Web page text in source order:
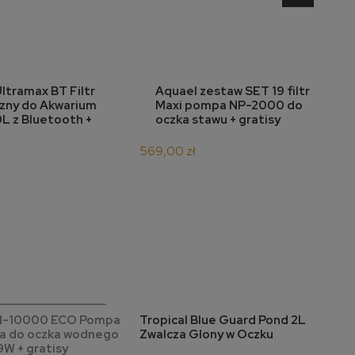
koszyka
BT Filtr
do Akwarium
z Bluetooth +
do koszyka
Aquael zestaw SET 19 filtr
Maxi pompa NP-2000 do
oczka stawu + gratisy
569,00 zł
o
10000 ECO Pompa
do oczka wodnego
+ gratisy
do koszyka
Tropical Blue Guard Pond 2L
Zwalcza Glony w Oczku